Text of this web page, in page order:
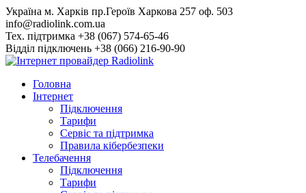
Skip
to
content
Українa м. Харків пр.Героїв Харкова 257 оф. 503
info@radiolink.com.ua
Тех. підтримка +38 (067) 574-65-46
Відділ підключень +38 (066) 216-90-90
Головна
Інтернет
Підключення
Тарифи
Сервіс та підтримка
Правила кібербезпеки
Телебачення
Підключення
Тарифи